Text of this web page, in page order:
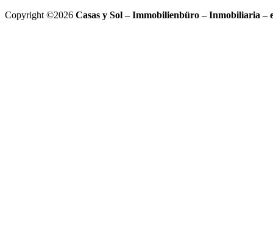
Copyright ©2026 Casas y Sol – Immobilienbüro – Inmobiliaria –